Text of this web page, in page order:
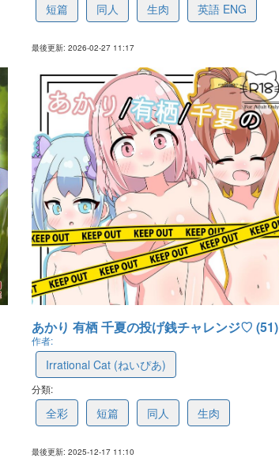
短篇 同人 生肉 英語 ENG
最後更新: 2026-02-27 11:17
あかり 有栖 千夏の投げ銭チャレンジ♡ (51)
作者:
Irrational Cat (ねいぴあ)
分類:
全彩 短篇 同人 生肉
最後更新: 2025-12-17 11:10